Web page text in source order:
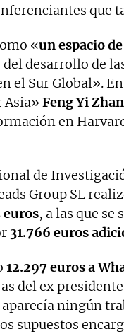
que
«un espacio
desarrollo de
el Sur Global».
Asia» Feng Yi
en
de
Group SL
euros, a las que se
31.766 euros
12.297 euros a
del ex
ningún
supuestos